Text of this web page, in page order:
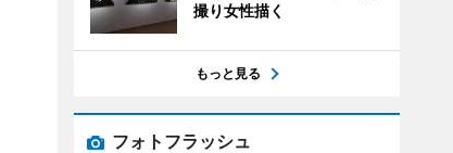
撮り女性描く
もっと見る
フォトフラッシュ